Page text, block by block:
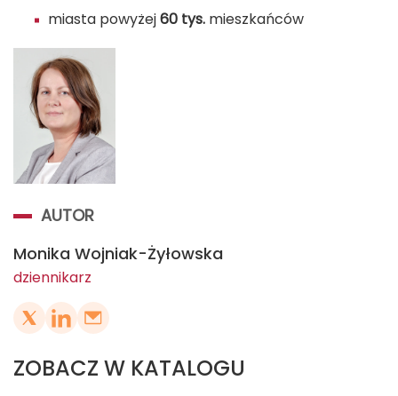
miasta powyżej60 tys. mieszkańców
AUTOR
Monika Wojniak-Żyłowska
dziennikarz
ZOBACZ W KATALOGU